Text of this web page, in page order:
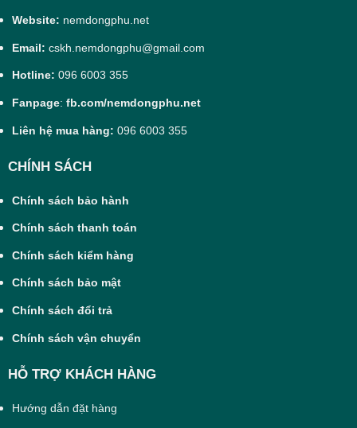
Website: nemdongphu.net
Email: cskh.nemdongphu@gmail.com
Hotline: 096 6003 355
Fanpage: fb.com/nemdongphu.net
Liên hệ mua hàng: 096 6003 355
CHÍNH SÁCH
Chính sách bảo hành
Chính sách thanh toán
Chính sách kiểm hàng
Chính sách bảo mật
Chính sách đổi trả
Chính sách vận chuyển
HỖ TRỢ KHÁCH HÀNG
Hướng dẫn đặt hàng